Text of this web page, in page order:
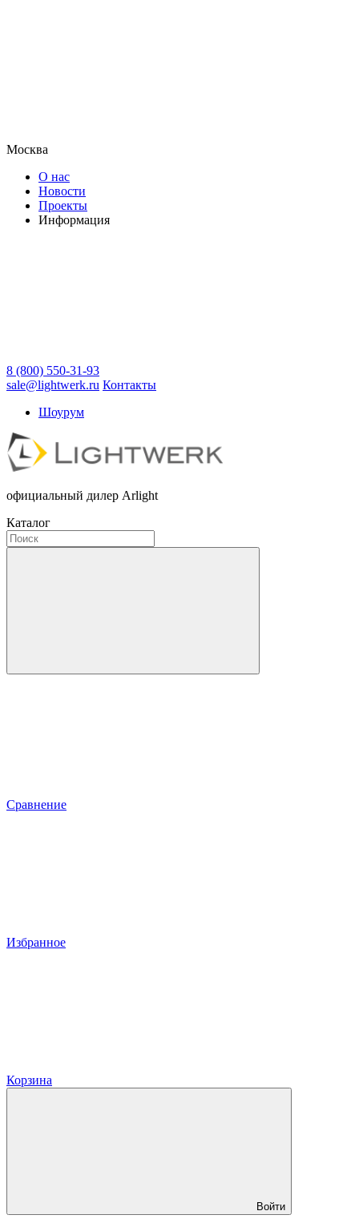
Москва
О нас
Новости
Проекты
Информация
8 (800) 550-31-93
sale@lightwerk.ru Контакты
Шоурум
официальный дилер Arlight
Каталог
Сравнение
Избранное
Корзина
Войти